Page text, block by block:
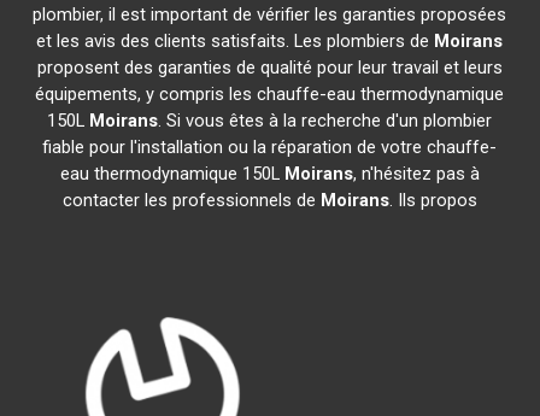
plombier, il est important de vérifier les garanties proposées
et les avis des clients satisfaits. Les plombiers de Moirans
proposent des garanties de qualité pour leur travail et leurs
équipements, y compris les chauffe-eau thermodynamique
150L Moirans. Si vous êtes à la recherche d'un plombier
fiable pour l'installation ou la réparation de votre chauffe-
eau thermodynamique 150L Moirans, n'hésitez pas à
contacter les professionnels de Moirans. Ils propos